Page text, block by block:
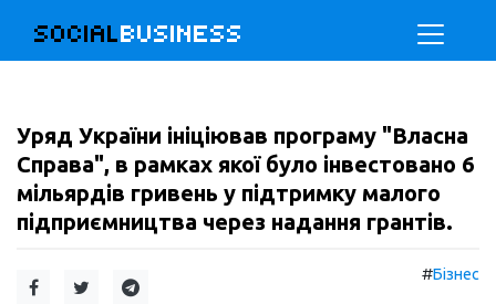
SOCIALBUSINESS
Уряд України ініціював програму "Власна
Справа", в рамках якої було інвестовано 6
мільярдів гривень у підтримку малого
підприємництва через надання грантів.
#Бізнес